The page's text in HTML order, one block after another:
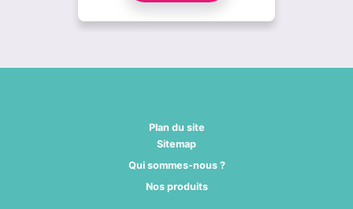
Plan du site
Sitemap
Qui sommes-nous ?
Nos produits